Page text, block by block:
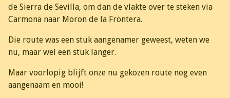
de Sierra de Sevilla, om dan de vlakte over te steken via
Carmona naar Moron de la Frontera.
Die route was een stuk aangenamer geweest, weten we
nu, maar wel een stuk langer.
Maar voorlopig blijft onze nu gekozen route nog even
aangenaam en mooi!